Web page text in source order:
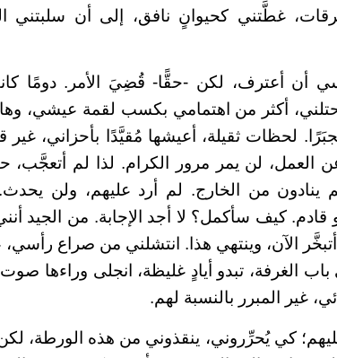
غطَّتني كحيوانٍ نافق، إلى أن سلبتني
أن أعترف، لكن -حقًّا- قُضِيَ الأمر. دومًا
تحتلني، أكثر من اهتمامي بكسب لقمة عيشي،
لحظات ثقيلة، أعيشها مُقيَّدًا بأحزاني، غير
العمل، لن يمر مرور الكرام. لذا لم أتعجَّب،
من الخارج. لم أرد عليهم، ولن يحدث.
كيف سأكمل؟ لا أجد الإجابة. من الجيد
الآن، وينتهي هذا. انتشلني من صراع رأسي،
الغرفة، تبدو أيادٍ غليظة، انجلى وراءها
غير المبرر بالنسبة لهم.
كي يُحرِّروني، ينقذوني من هذه الورطة،